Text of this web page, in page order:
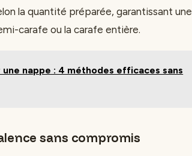
la quantité préparée, garantissant une
carafe ou la carafe entière.
nappe : 4 méthodes efficaces sans
sans compromis